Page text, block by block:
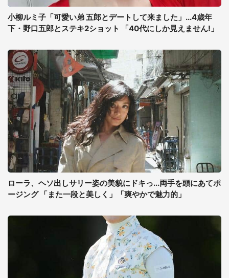
小柳ルミ子「可愛い弟 五郎とデートして来ました」...4歳年
下・野口五郎とステキ2ショット 「40代にしか見えません!」
ローラ、ヘソ出しサリー姿の美貌にドキっ...両手を頭にあてポ
ージング 「また一段と美しく」「爽やかで魅力的」